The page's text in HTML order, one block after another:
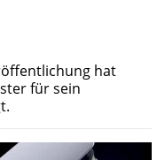
hat
für sein